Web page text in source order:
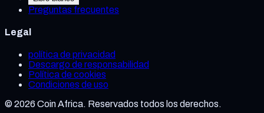
Preguntas frecuentes
Legal
política de privacidad
Descargo de responsabilidad
Política de cookies
Condiciones de uso
© 2026 Coin Africa. Reservados todos los derechos.